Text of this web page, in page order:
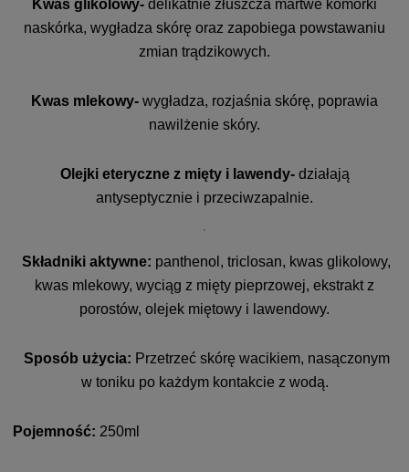
Kwas glikolowy- delikatnie złuszcza martwe komórki
naskórka, wygładza skórę oraz zapobiega powstawaniu
zmian trądzikowych.
Kwas mlekowy- wygładza, rozjaśnia skórę, poprawia
nawilżenie skóry.
Olejki eteryczne z mięty i lawendy-działają
antyseptycznie i przeciwzapalnie.
Składniki aktywne: panthenol, triclosan, kwas glikolowy,
kwas mlekowy, wyciąg z mięty pieprzowej, ekstrakt z
porostów, olejek miętowy i lawendowy.
Sposób użycia: Przetrzeć skórę wacikiem, nasączonym
w toniku po każdym kontakcie z wodą.
Pojemność: 250ml